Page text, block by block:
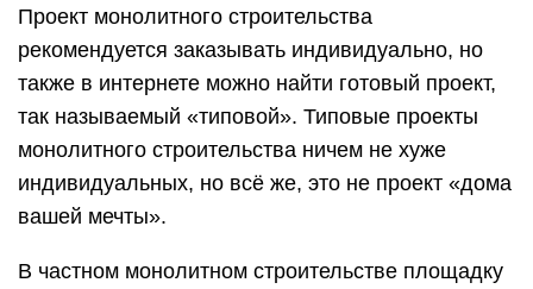
Проект монолитного строительства
рекомендуется заказывать индивидуально, но
также в интернете можно найти готовый проект,
так называемый «типовой». Типовые проекты
монолитного строительства ничем не хуже
индивидуальных, но всё же, это не проект «дома
вашей мечты».
В частном монолитном строительстве площадку